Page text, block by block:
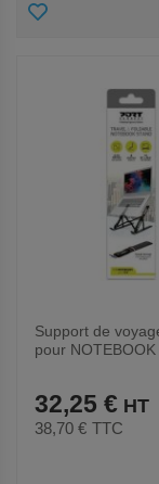
AJOUTER
FAVORIS
Support de
pour NOTEBOOK
32,25 €
38,70 € TTC